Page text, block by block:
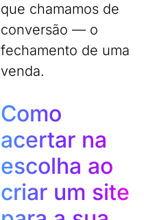
que chamamos de
conversão — o
fechamento de uma
venda.
Como
acertar na
escolha ao
criar um site